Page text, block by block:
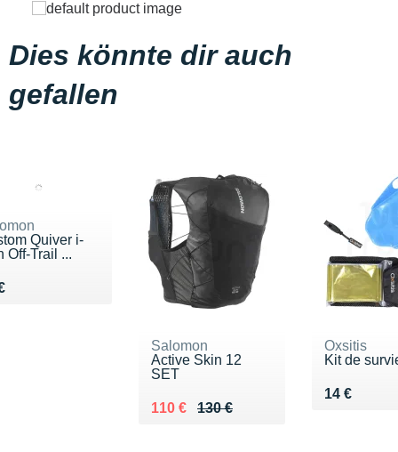
Dies könnte dir auch
gefallen
Quiver i-
Off-Trail ...
30 €
Salomon
Active Skin 12
SET
130 €
Au lieu de 130 €
110 €
Vendu 110 €
Oxsitis
Kit de
14 €
Vendu 14 €